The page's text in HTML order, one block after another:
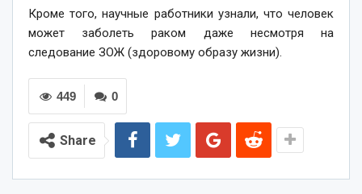
Кроме того, научные работники узнали, что человек
может заболеть раком даже несмотря на
следование ЗОЖ (здоровому образу жизни).
0
449
Share